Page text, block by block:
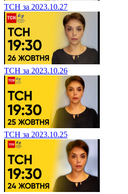
ТСН за 2023.10.27
ТСН за 2023.10.26
ТСН за 2023.10.25